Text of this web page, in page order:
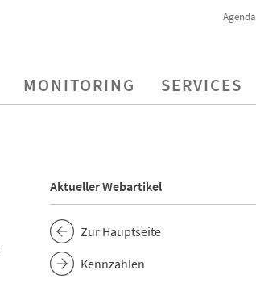
Agenda
MONITORING SERVICES
Aktueller Webartikel
Zur Hauptseite
Kennzahlen